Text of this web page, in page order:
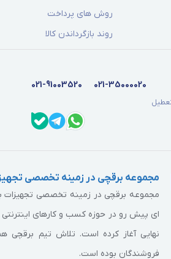
روش های پرداخت
روند بازگرداندن کالا
021-35000020
021-91003520
مجموعه برقچی در زمینه تخصصی
مجموعه برقچی در زمینه تخصصی تجهیزات
ای پیش رو در حوزه کسب و کارهای
نهایی آغاز کرده است. تلاش تیم برقچی
فروشندگان بوده است.